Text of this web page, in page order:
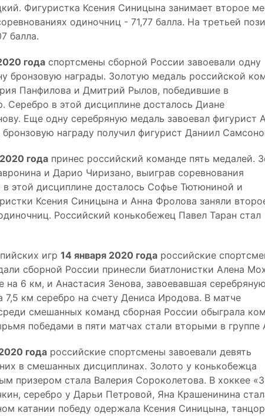
Фигуристка Ксения Синицына занимает второе
одиночниц - 71,77 балла. На третьей
балла.
года спортсмены сборной России завоевали одну
бронзовую награды. Золотую медаль российской
Панфилова и Дмитрий Рылов, победившие в
Серебро в этой дисциплине досталось Диане
Еще одну серебряную медаль завоевал фигурист
награду получил фигурист Даниил
года принес российский команде пять медалей.
и Дарио Чиризано, выиграв соревнования
в этой дисциплине досталось Софье Тютюниной и
Ксения Синицына и Анна Фролова заняли
Российский конькобежец Павел Таран стал
игр 14 января 2020 года российские
сборной России принесли биатлонистки Алена
6 км, и Анастасия Зенова, завоевавшая серебряную
7,5 км серебро на счету Дениса Иродова. В матче
смешанных команд сборная России обыграла
победами в пяти матчах стали вторыми в группе
года российские спортсмены завоевали девять
в смешанных дисциплинах. Золото у конькобежца
призером стала Валерия Сороколетова. В хоккее
серебро у Дарьи Петровой, Яна Крашенинина
катании победу одержала Ксения Синицына,